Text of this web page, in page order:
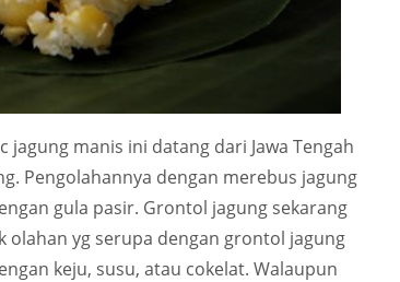
manis ini datang dari Jawa Tengah
Pengolahannya dengan merebus jagung
gula pasir. Grontol jagung sekarang
olahan yg serupa dengan grontol jagung
keju, susu, atau cokelat. Walaupun